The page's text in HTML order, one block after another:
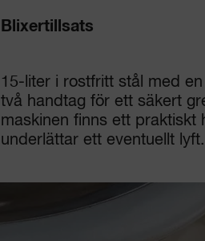
Blixertillsats
15-liter i rostfritt stål med
två handtag för ett säkert
maskinen finns ett praktiskt
underlättar ett eventuellt lyft.